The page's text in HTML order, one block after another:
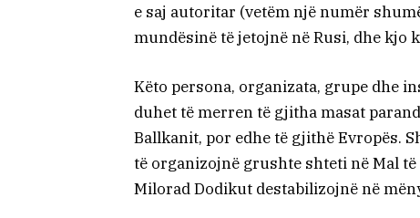
e saj autoritar (vetëm një numër
mundësinë të jetojnë në Rusi, dhe kjo
Këto persona, organizata, grupe dhe
duhet të merren të gjitha masat
Ballkanit, por edhe të gjithë Evropës.
të organizojnë grushte shteti në Mal
Milorad Dodikut destabilizojnë në